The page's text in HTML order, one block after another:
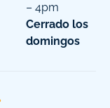
– 4pm
Cerrado los
domingos